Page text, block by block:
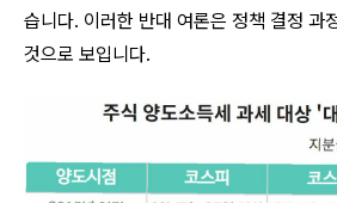
습니다. 이러한 반대 여론은 정책 결정 과
것으로 보입니다.